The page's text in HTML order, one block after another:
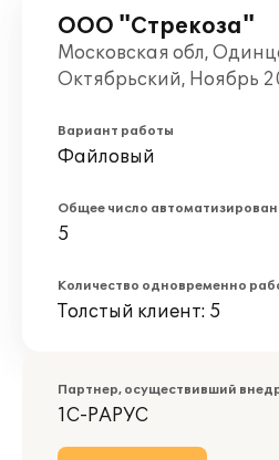
ООО "Стрекоза"
Московская обл,
Октябрьский, Ноябрь
Вариант работы
Файловый
Общее число
5
Количество одновременно
Толстый клиент: 5
Партнер, осуществивший
1С-РАРУС